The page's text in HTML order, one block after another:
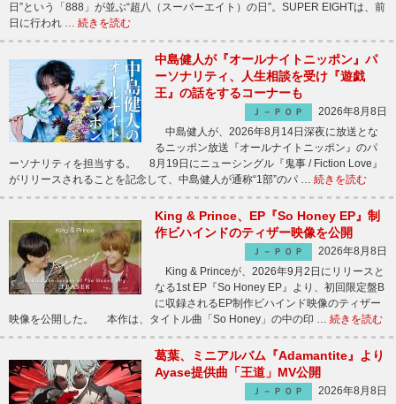
日”という「888」が並ぶ“超八（スーパーエイト）の日”。SUPER EIGHTは、前
日に行われ … 続きを読む
中島健人が『オールナイトニッポン』パ
ーソナリティ、人生相談を受け『遊戯
王』の話をするコーナーも
Ｊ－ＰＯＰ
2026年8月8日
中島健人が、2026年8月14日深夜に放送とな
るニッポン放送『オールナイトニッポン』のパ
ーソナリティを担当する。 8月19日にニューシングル『鬼事 / Fiction Love』
がリリースされることを記念して、中島健人が通称“1部”のパ … 続きを読む
King & Prince、EP『So Honey EP』制
作ビハインドのティザー映像を公開
Ｊ－ＰＯＰ
2026年8月8日
King & Princeが、2026年9月2日にリリースと
なる1st EP『So Honey EP』より、初回限定盤B
に収録されるEP制作ビハインド映像のティザー
映像を公開した。 本作は、タイトル曲「So Honey」の中の印 … 続きを読む
葛葉、ミニアルバム『Adamantite』より
Ayase提供曲「王道」MV公開
Ｊ－ＰＯＰ
2026年8月8日